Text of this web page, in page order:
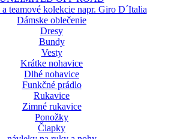
teamové kolekcie napr. Giro D´Italia
Dámske oblečenie
Dresy
Bundy
Vesty
Krátke nohavice
Dlhé nohavice
Funkčné prádlo
Rukavice
Zimné rukavice
Ponožky
Čiapky